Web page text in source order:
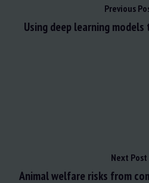
Previous
Using deep learning
Next Post
Animal welfare risks from